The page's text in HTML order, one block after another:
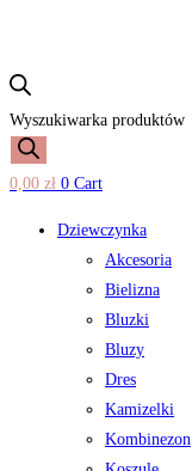
Wyszukiwarka produktów
0,00 zł 0 Cart
Dziewczynka
Akcesoria
Bielizna
Bluzki
Bluzy
Dres
Kamizelki
Kombinezon